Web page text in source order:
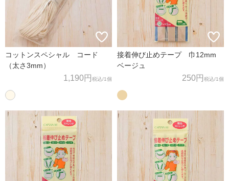
コットンスペシャル コード
（太さ3mm）
1,190円 税込/1個
接着伸び止めテープ 巾12mm
ベージュ
250円 税込/1個